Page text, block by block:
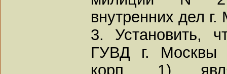
внутренних дел
3. Установить,
ГУВД г. Москвы
корп. 1)